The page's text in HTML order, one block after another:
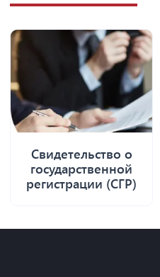
Свидетельство о
государственной
регистрации (СГР)